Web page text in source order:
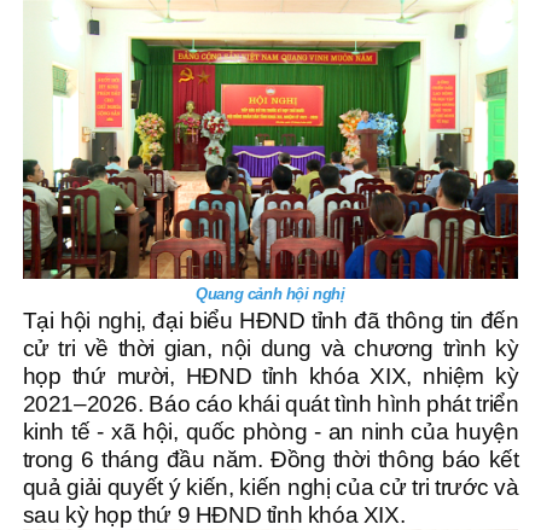
Quang cảnh hội nghị
Tại hội nghị, đại biểu HĐND tỉnh đã thông tin đến
cử tri về thời gian, nội dung và chương trình kỳ
họp thứ mười, HĐND tỉnh khóa XIX, nhiệm kỳ
2021–2026. Báo cáo khái quát tình hình phát triển
kinh tế - xã hội, quốc phòng - an ninh của huyện
trong 6 tháng đầu năm. Đồng thời thông báo kết
quả giải quyết ý kiến, kiến nghị của cử tri trước và
sau kỳ họp thứ 9 HĐND tỉnh khóa XIX.